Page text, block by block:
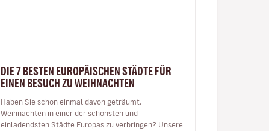
DIE 7 BESTEN EUROPÄISCHEN STÄDTE FÜR
EINEN BESUCH ZU WEIHNACHTEN
Haben Sie schon einmal davon geträumt,
Weihnachten in einer der schönsten und
einladendsten Städte Europas zu verbringen? Unsere